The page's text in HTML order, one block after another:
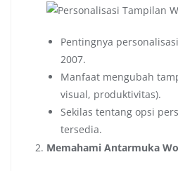
Pentingnya
2007.
Manfaat mengubah
visual, produktivitas).
Sekilas tentang opsi
tersedia.
Memahami Antarmuka